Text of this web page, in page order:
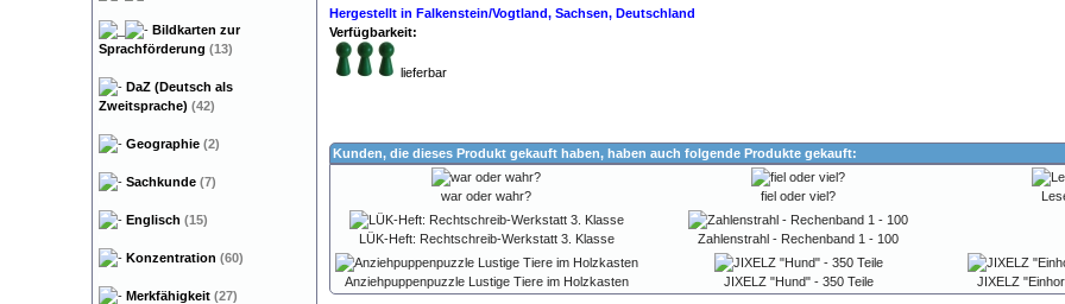
Hergestellt in Falkenstein/Vogtland, Sachsen, Deutschland
Verfügbarkeit:
lieferbar
Kunden, die dieses Produkt gekauft haben, haben auch folgende Produkte gekauft:
war oder wahr? fiel oder viel?
LÜK-Heft: Rechtschreib-Werkstatt 3. Klasse Zahlenstrahl - Rechenband 1 - 100
Anziehpuppenpuzzle Lustige Tiere im Holzkasten JIXELZ "Hund" - 350 Teile JIXELZ
Bildkarten zur
Sprachförderung (13)
DaZ (Deutsch als
Zweitsprache) (42)
Geographie (2)
Sachkunde (7)
Englisch (15)
Konzentration (60)
Merkfähigkeit (27)